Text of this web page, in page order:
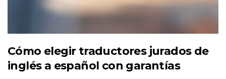
Cómo elegir traductores jurados de
inglés a español con garantías